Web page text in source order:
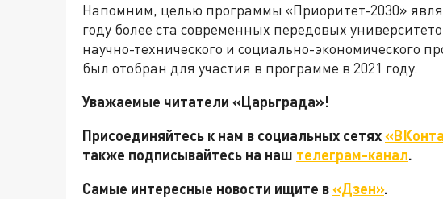
Напомним, целью программы «Приоритет-2030»
году более ста современных передовых
научно-технического и социально-экономического
был отобран для участия в программе в 2021 году.
Уважаемые читатели «Царьграда»!
Присоединяйтесь к нам в социальных сетях
также подписывайтесь на наш телеграм-канал.
Самые интересные новости ищите в«Дзен».